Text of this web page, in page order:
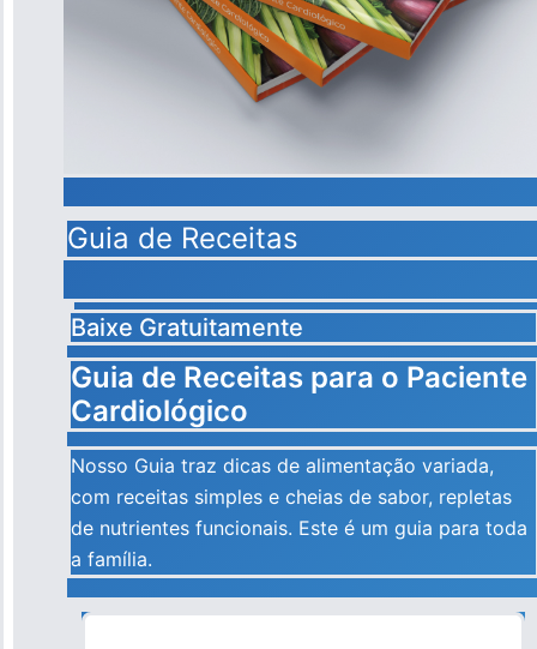
Guia de Receitas
Baixe Gratuitamente
Guia de Receitas para o Paciente
Cardiológico
Nosso Guia traz dicas de alimentação variada,
com receitas simples e cheias de sabor, repletas
de nutrientes funcionais. Este é um guia para toda
a família.